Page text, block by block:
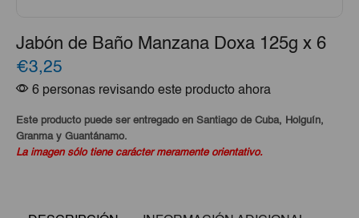
Jabón de Baño Manzana Doxa 125g x 6
€3,25
6 personas revisando este producto ahora
Este producto puede ser entregado en Santiago de Cuba, Holguín,
Granma y Guantánamo.
La imagen sólo tiene carácter meramente orientativo.